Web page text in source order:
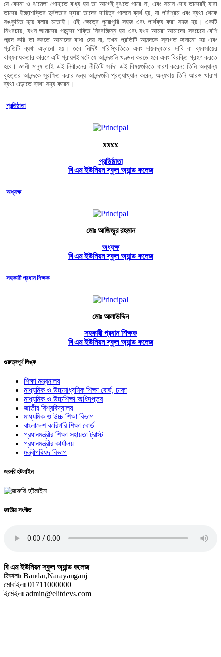
যে বেদনা ও ঝামেলা পোহাতে বাধ্য হয় তা আগেই বুঝতে পারে না; এবং সমান দোষ তাদেরই যারা
তাদের ইচ্ছাশক্তির দুর্বলতার দ্বারা তাদের দায়িত্ব পালনে ব্যর্থ হয়, যা পরিশ্রম এবং ব্যথা থেকে
সঙ্কুচিত হয়ে বলার মতোই। এই ক্ষেত্রে পুরোপুরি সহজ এবং পার্থক্য করা সহজ হয়। একটি
নিখরচায়, যখন আমাদের পছন্দের শক্তি নিরবচ্ছিন্ন হয় এবং যখন আমরা আমাদের সবচেয়ে বেশি
পছন্দ করি তা করতে আমাদের বাধা দেয় না, তখন প্রতিটি আনন্দকে স্বাগত জানানো হয় এবং
প্রতিটি ব্যথা এড়ানো হয়। তবে নির্দিষ্ট পরিস্থিতিতে এবং দায়বদ্ধতার দাবি বা ব্যবসায়ের
বাধ্যবাধকতার কারণে এটি প্রায়শই ঘটে যে আনন্দগুলি খণ্ডন করতে হবে এবং বিরক্তি গ্রহণ করতে
হবে। জ্ঞানী মানুষ তাই এই নির্বাচনের নীতিটি সর্বদা এই বিষয়গুলিতে ধারণ করেন: তিনি অন্যান্য
বৃহত্তর আনন্দকে সুরক্ষিত করার জন্য আনন্দগুলি প্রত্যাখ্যান করেন, অন্যথায় তিনি আরও খারাপ
ব্যথা এড়াতে ব্যথা সহ্য করেন।
প্রতিষ্ঠাতা
xxxx
প্রতিষ্ঠাতা
বি এম ইউনিয়ন স্কুল অ্যান্ড কলেজ
অধ্যক্ষ
মোঃ আজিজুর রহমান
অধ্যক্ষ
বি এম ইউনিয়ন স্কুল অ্যান্ড কলেজ
সহকারী প্রধান শিক্ষক
মোঃ আলাউদ্দিন
সহকারী প্রধান শিক্ষক
বি এম ইউনিয়ন স্কুল অ্যান্ড কলেজ
গুরুত্বপূর্ণ লিঙ্ক
শিক্ষা মন্ত্রনালয়
মাধ্যমিক ও উচ্চমাধ্যমিক শিক্ষা বোর্ড, ঢাকা
মাধ্যমিক ও উচ্চশিক্ষা অধিদপ্তর
জাতীয় বিশ্ববিদ্যালয়
মাধ্যমিক ও উচ্চ শিক্ষা বিভাগ
বাংলাদেশ কারিগরি শিক্ষা বোর্ড
প্রধানমন্ত্রীর শিক্ষা সহায়তা ট্রাস্ট
প্রধানমন্ত্রীর কার্যালয়
মন্ত্রীপরিষদ বিভাগ
জরুরি হটলাইন
জাতীয় সংগীত
বি এম ইউনিয়ন স্কুল অ্যান্ড কলেজ
ঠিকানাঃ Bandar,Narayanganj
মোবাইলঃ 01711000000
ইমেইলঃ admin@elitdevs.com